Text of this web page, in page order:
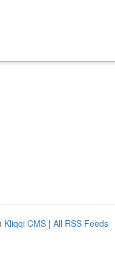
Kliqqi CMS | All RSS Feeds